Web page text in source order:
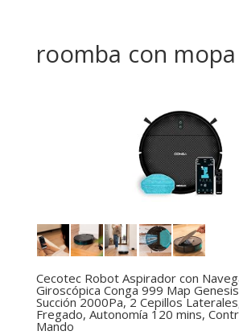
roomba con mopa
Cecotec Robot Aspirador con
Giroscópica Conga 999 Map
Succión 2000Pa, 2 Cepillos
Fregado, Autonomía 120 mins,
Mando